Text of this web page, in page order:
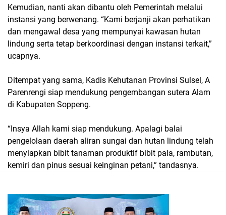
Kemudian, nanti akan dibantu oleh Pemerintah melalui
instansi yang berwenang. “Kami berjanji akan perhatikan
dan mengawal desa yang mempunyai kawasan hutan
lindung serta tetap berkoordinasi dengan instansi terkait,”
ucapnya.
Ditempat yang sama, Kadis Kehutanan Provinsi Sulsel, A
Parenrengi siap mendukung pengembangan sutera Alam
di Kabupaten Soppeng.
“Insya Allah kami siap mendukung. Apalagi balai
pengelolaan daerah aliran sungai dan hutan lindung telah
menyiapkan bibit tanaman produktif bibit pala, rambutan,
kemiri dan pinus sesuai keinginan petani,” tandasnya.